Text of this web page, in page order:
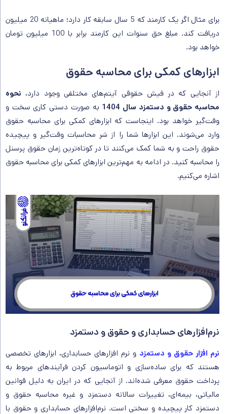
برای مثال اگر یک کارمند که 5 سال سابقه کار دارد؛ ماهیانه 20 میلیون
دریافت کند. مبلغ حق سنوات این کارمند برابر با 100 میلیون تومان
خواهد بود.
ابزارهای کمکی برای محاسبه حقوق
از آنجایی که در فیش حقوقی آیتم‌های مختلفی وجود دارد، نحوه
محاسبه حقوق و دستمزد سال 1404
به صورت دستی کاری سخت و
وقت‌گیر خواهد بود. اینجاست که ابزارهای کمکی برای محاسبه حقوق
وارد می‌شوند. این ابزارها شما را از شر محاسبات وقت‌گیر و پیچیده
حقوق راحت و به شما کمک می‌کنند تا در کوتاه‌ترین زمان حقوق پرسنل
را محاسبه کنید. در ادامه به مهم‌ترین ابزارهای کمکی برای محاسبه حقوق
اشاره می‌کنیم.
نرم‌افزارهای حسابداری و حقوق و دستمزد
نرم‌ افزار حقوق و دستمزد و نرم افزارهای حسابداری، ابزارهای تخصصی
هستند که برای ساده‌سازی و اتوماسیون کردن فرآیندهای مربوط به
پرداخت حقوق معرفی شده‌اند. از آنجایی که در ایران به دلیل قوانین
مالیاتی، بیمه‌ای، تغییرات سالانه دستمزد و غیره محاسبه حقوق و
دستمزد کار پیچیده و سختی است. نرم‌افزارهای حسابداری و حقوق با